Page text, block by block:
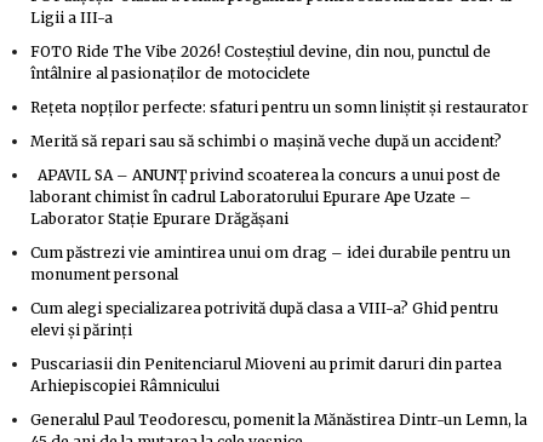
Ligii a III-a
FOTO Ride The Vibe 2026! Costeștiul devine, din nou, punctul de
întâlnire al pasionaților de motociclete
Rețeta nopților perfecte: sfaturi pentru un somn liniștit și restaurator
Merită să repari sau să schimbi o mașină veche după un accident?
APAVIL SA – ANUNȚ privind scoaterea la concurs a unui post de
laborant chimist în cadrul Laboratorului Epurare Ape Uzate –
Laborator Stație Epurare Drăgășani
Cum păstrezi vie amintirea unui om drag – idei durabile pentru un
monument personal
Cum alegi specializarea potrivită după clasa a VIII-a? Ghid pentru
elevi și părinți
Puscariasii din Penitenciarul Mioveni au primit daruri din partea
Arhiepiscopiei Râmnicului
Generalul Paul Teodorescu, pomenit la Mănăstirea Dintr-un Lemn, la